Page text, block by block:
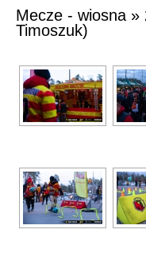
Mecze - wiosna »
Timoszuk)